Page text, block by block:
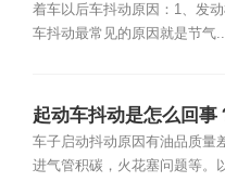
着车以后车抖动原因：1、发
车抖动最常见的原因就是节气...
起动车抖动是怎么回事
车子启动抖动原因有油品质量
进气管积碳，火花塞问题等。